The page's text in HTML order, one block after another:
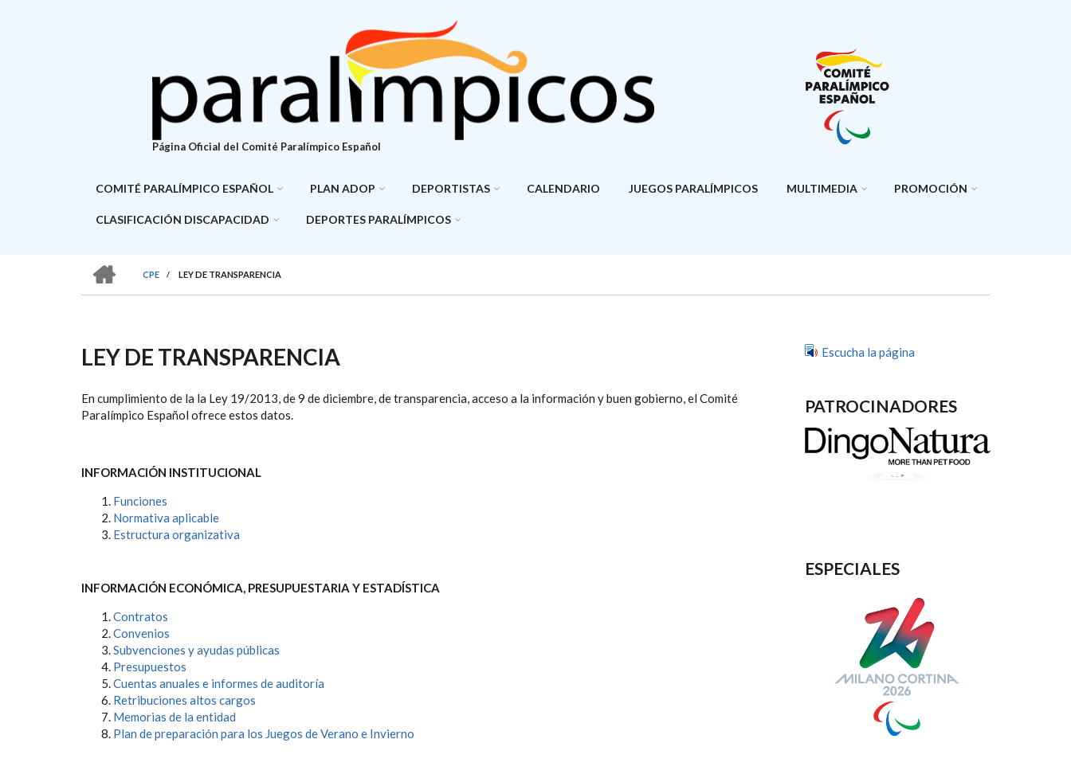
Página Oficial del Comité Paralímpico Español
COMITÉ PARALÍMPICO ESPAÑOL PLAN ADOP DEPORTISTAS CALENDARIO JUEGOS PARALÍMPICOS MULTIMEDIA PROMOCIÓN
CLASIFICACIÓN DISCAPACIDAD DEPORTES PARALÍMPICOS
SOBRESCRIBIR
DE
AYUDA
A
LA
CPE
/ LEY DE TRANSPARENCIA
LEY DE TRANSPARENCIA
En cumplimiento de la la Ley 19/2013, de 9 de diciembre, de transparencia, acceso a la información y buen gobierno, el Comité
Paralímpico Español ofrece estos datos.
INFORMACIÓN INSTITUCIONAL
Funciones
Normativa aplicable
Estructura organizativa
INFORMACIÓN ECONÓMICA, PRESUPUESTARIA Y ESTADÍSTICA
Contratos
Convenios
Subvenciones y ayudas públicas
Presupuestos
Cuentas anuales e informes de auditoría
Retribuciones altos cargos
Memorias de la entidad
Plan de preparación para los Juegos de Verano e Invierno
Escucha la página
PATROCINADORES
ESPECIALES